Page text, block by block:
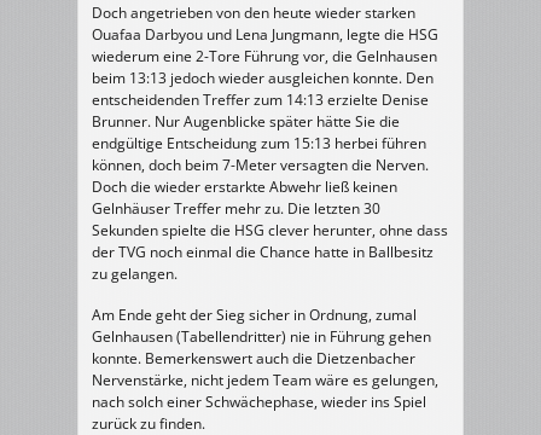
Doch angetrieben von den heute wieder starken
Ouafaa Darbyou und Lena Jungmann, legte die HSG
wiederum eine 2-Tore Führung vor, die Gelnhausen
beim 13:13 jedoch wieder ausgleichen konnte. Den
entscheidenden Treffer zum 14:13 erzielte Denise
Brunner. Nur Augenblicke später hätte Sie die
endgültige Entscheidung zum 15:13 herbei führen
können, doch beim 7-Meter versagten die Nerven.
Doch die wieder erstarkte Abwehr ließ keinen
Gelnhäuser Treffer mehr zu. Die letzten 30
Sekunden spielte die HSG clever herunter, ohne dass
der TVG noch einmal die Chance hatte in Ballbesitz
zu gelangen.
Am Ende geht der Sieg sicher in Ordnung, zumal
Gelnhausen (Tabellendritter) nie in Führung gehen
konnte. Bemerkenswert auch die Dietzenbacher
Nervenstärke, nicht jedem Team wäre es gelungen,
nach solch einer Schwächephase, wieder ins Spiel
zurück zu finden.